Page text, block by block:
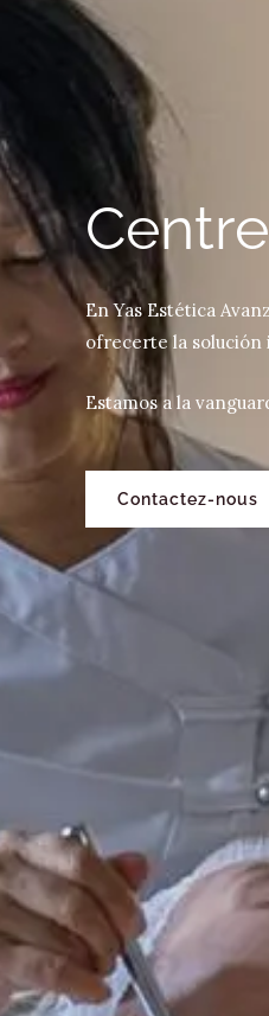
En Yas Estética
ofrecerte la solución
Estamos a la
Contactez-nous